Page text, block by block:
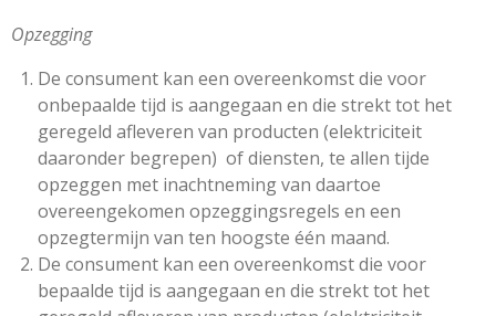
Opzegging
De consument kan een overeenkomst die voor
onbepaalde tijd is aangegaan en die strekt tot het
geregeld afleveren van producten (elektriciteit
daaronder begrepen) of diensten, te allen tijde
opzeggen met inachtneming van daartoe
overeengekomen opzeggingsregels en een
opzegtermijn van ten hoogste één maand.
De consument kan een overeenkomst die voor
bepaalde tijd is aangegaan en die strekt tot het